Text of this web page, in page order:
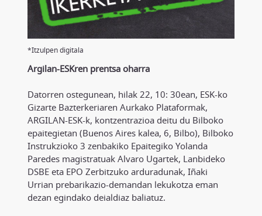
*Itzulpen digitala
Argilan-ESKren prentsa oharra
Datorren ostegunean, hilak 22, 10: 30ean, ESK-ko
Gizarte Bazterkeriaren Aurkako Plataformak,
ARGILAN-ESK-k, kontzentrazioa deitu du Bilboko
epaitegietan (Buenos Aires kalea, 6, Bilbo), Bilboko
Instrukzioko 3 zenbakiko Epaitegiko Yolanda
Paredes magistratuak Alvaro Ugartek, Lanbideko
DSBE eta EPO Zerbitzuko arduradunak, Iñaki
Urrian prebarikazio-demandan lekukotza eman
dezan egindako deialdiaz baliatuz.